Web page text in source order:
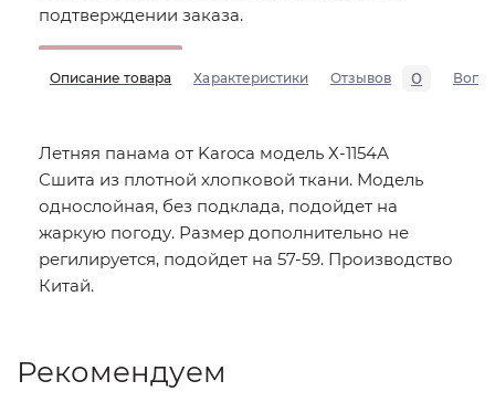
подтверждении заказа.
Описание товара Характеристики Отзывов 0
Летняя панама от Karoca модель Х-1154А
Сшита из плотной хлопковой ткани. Модель
однослойная, без подклада, подойдет на
жаркую погоду. Размер дополнительно не
регилируется, подойдет на 57-59. Производство
Китай.
Рекомендуем